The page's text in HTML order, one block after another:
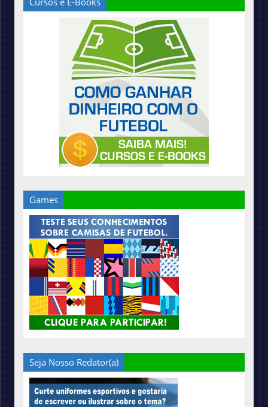
Games
Seja Nosso Redator(a)